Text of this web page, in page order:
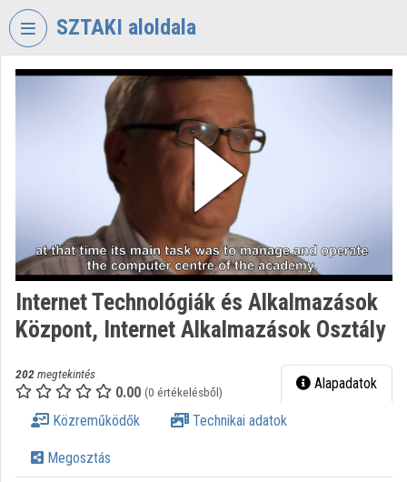
Fejléc kihagyása
SZTAKI aloldala
VIDEOTORIUM
SZÁMÍTÁSTECHNIKAI
AUTOMATIZÁLÁSI
KUTATÓINTÉZET
Intézményi kezdőlap
Bejelentkezés
Intézményi felfedezés
Kategóriák
Intézményi listák
Intézmények
Közreműködők
Internet Technológiák és Alkalmazások
Központ, Internet Alkalmazások Osztály
202megtekintés
0.00 (0 értékelésből) Alapadatok
Közreműködők Technikai adatok
Megosztás